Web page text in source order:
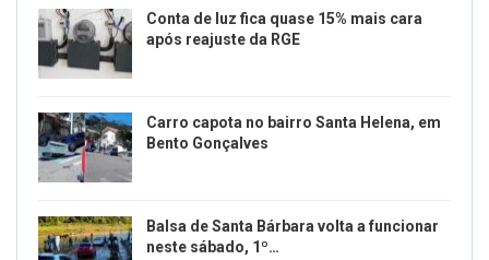
Conta de luz fica quase 15% mais cara
após reajuste da RGE
Carro capota no bairro Santa Helena, em
Bento Gonçalves
Balsa de Santa Bárbara volta a funcionar
neste sábado, 1º…